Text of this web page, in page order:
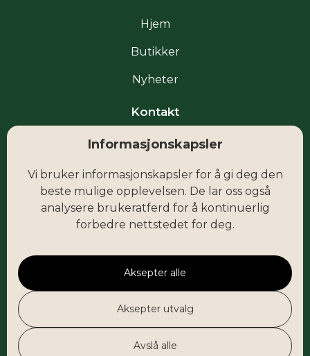
Informasjonskapsler
Vi bruker informasjonskapsler for å gi deg den
beste mulige opplevelsen. De lar oss også
analysere brukeratferd for å kontinuerlig
forbedre nettstedet for deg.
Aksepter alle
Aksepter utvalg
Avslå alle
Hjem
Butikker
Nyheter
Kontakt
Facebook
Instagram
post@fokus-butikksenter.no
Fru Natvigs vei 1
1920 Sørumsand
Nettside levert av Horn Media